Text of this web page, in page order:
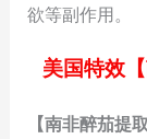
欲等副作用。
美国特效
【南非醉茄